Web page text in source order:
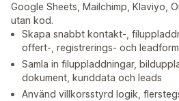
Google Sheets, Mailchimp, Klaviyo,
utan kod.
Skapa snabbt kontakt-,
offert-, registrerings- och
Samla in filuppladdningar,
dokument, kunddata och leads
Använd villkorsstyrd logik,